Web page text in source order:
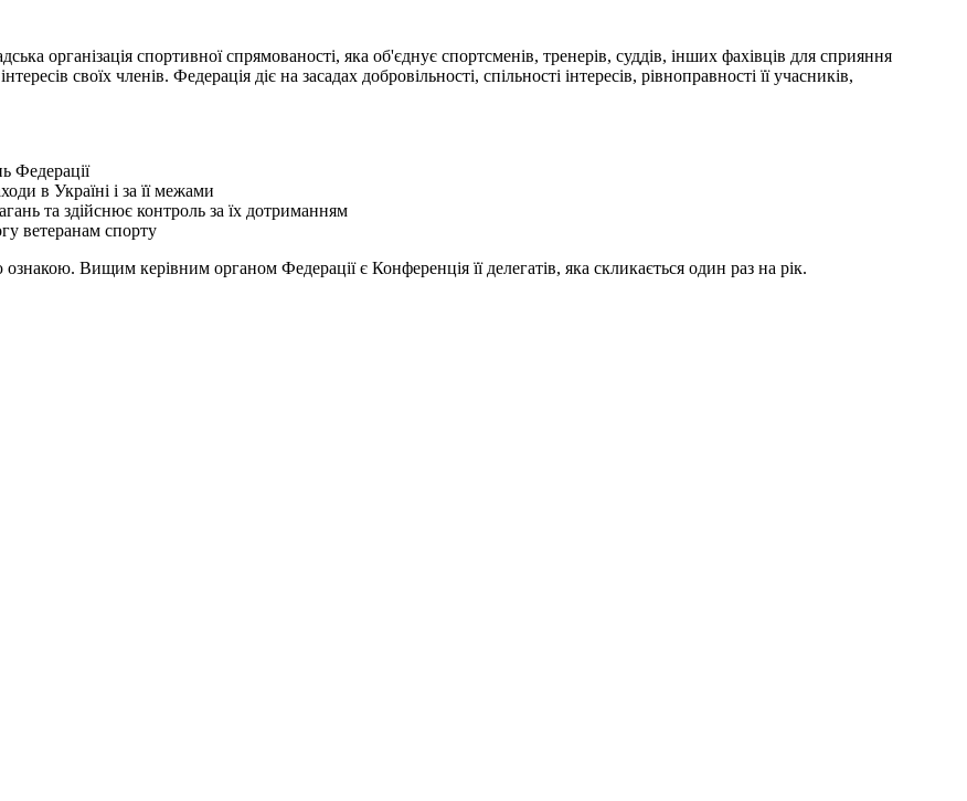
організація спортивної спрямованості, яка об'єднує спортсменів, тренерів, суддів, інших фахівців для сприяння
своїх членів. Федерація діє на засадах добровільності, спільності інтересів, рівноправності її учасників,
Федерації
в Україні і за її межами
та здійснює контроль за їх дотриманням
ветеранам спорту
Вищим керівним органом Федерації є Конференція її делегатів, яка скликається один раз на рік.